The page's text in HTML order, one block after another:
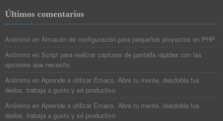
Últimos comentarios
Anónimo en Almacén de configuración para pequeños proyectos en PHP
Anónimo en Script para realizar capturas de pantalla rápidas con las
opciones que necesito
Anónimo en Aprende a utilizar Emacs. Abre tu mente, desdobla tus
dedos, trabaja a gusto y sé productivo
Anónimo en Aprende a utilizar Emacs. Abre tu mente, desdobla tus
dedos, trabaja a gusto y sé productivo